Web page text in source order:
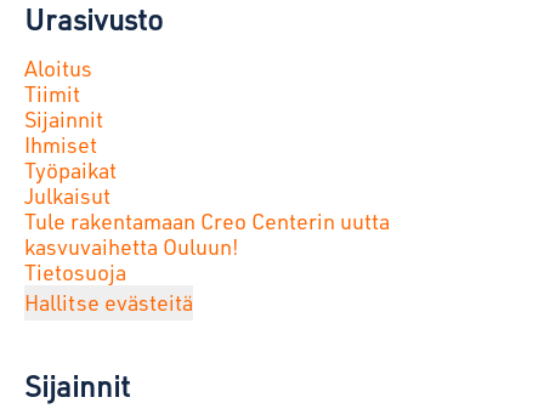
Urasivusto
Aloitus
Tiimit
Sijainnit
Ihmiset
Työpaikat
Julkaisut
Tule rakentamaan Creo Centerin uutta
kasvuvaihetta Ouluun!
Tietosuoja
Hallitse evästeitä
Sijainnit